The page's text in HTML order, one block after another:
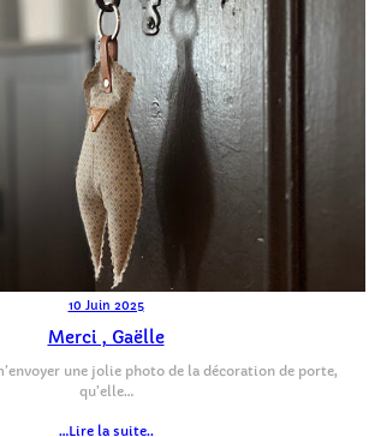
10 Juin 2025
Merci , Gaëlle
une jolie photo de la décoration de porte,
qu’elle…
…Lire la suite..